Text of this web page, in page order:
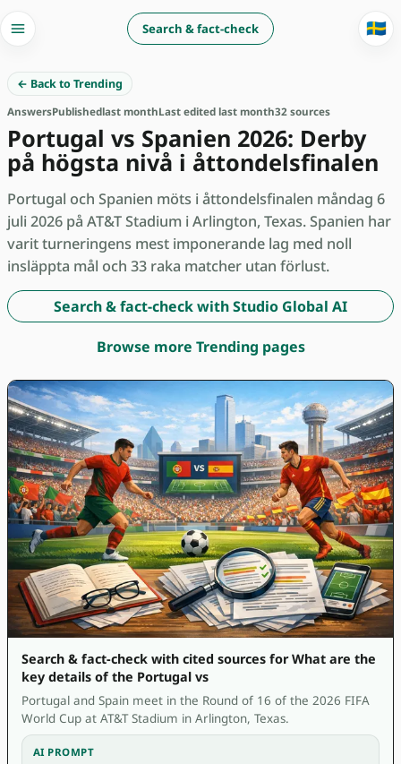
Search & fact-check 🇸🇪
← Back to Trending
AnswersPublishedlast monthLast edited last month32 sources
Portugal vs Spanien 2026: Derby
på högsta nivå i åttondelsfinalen
Portugal och Spanien möts i åttondelsfinalen måndag 6
juli 2026 på AT&T Stadium i Arlington, Texas. Spanien har
varit turneringens mest imponerande lag med noll
insläppta mål och 33 raka matcher utan förlust.
Search & fact-check with Studio Global AI
Browse more Trending pages
Search & fact-check with cited sources for What are the
key details of the Portugal vs
Portugal and Spain meet in the Round of 16 of the 2026 FIFA
World Cup at AT&T Stadium in Arlington, Texas.
AI PROMPT